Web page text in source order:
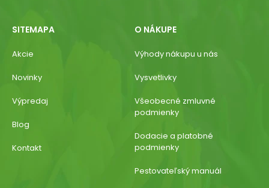
SITEMAPA
Akcie
Novinky
Výpredaj
Blog
Kontakt
O NÁKUPE
Výhody nákupu u nás
Vysvetlivky
Všeobecné zmluvné
podmienky
Dodacie a platobné
podmienky
Pestovateľský manuál